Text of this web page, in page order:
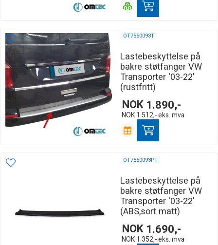
OT7550093T
Lastebeskyttelse på
bakre støtfanger VW
Transporter '03-22'
(rustfritt)
NOK 1.890,-
NOK 1.512,-eks. mva
OT7550093PT
Lastebeskyttelse på
bakre støtfanger VW
Transporter '03-22'
(ABS,sort matt)
NOK 1.690,-
NOK 1.352,-eks. mva